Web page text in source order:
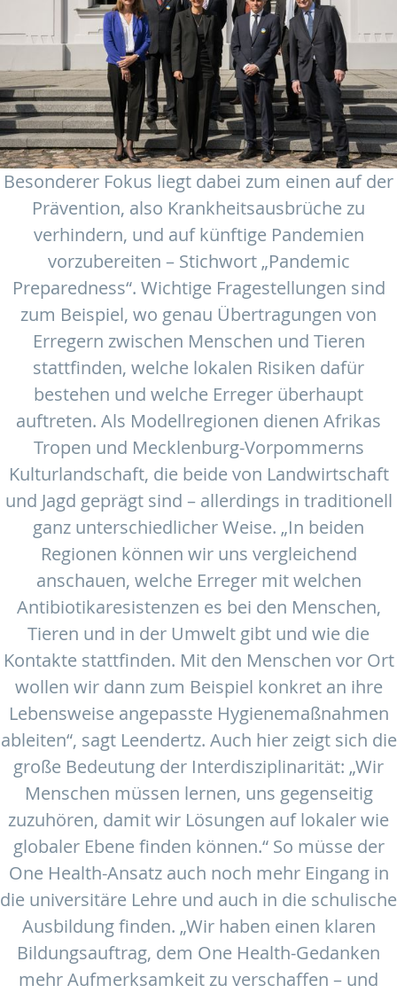
Besonderer Fokus liegt dabei zum einen auf der
Prävention, also Krankheitsausbrüche zu
verhindern, und auf künftige Pandemien
vorzubereiten – Stichwort „Pandemic
Preparedness“. Wichtige Fragestellungen sind
zum Beispiel, wo genau Übertragungen von
Erregern zwischen Menschen und Tieren
stattfinden, welche lokalen Risiken dafür
bestehen und welche Erreger überhaupt
auftreten. Als Modellregionen dienen Afrikas
Tropen und Mecklenburg-Vorpommerns
Kulturlandschaft, die beide von Landwirtschaft
und Jagd geprägt sind – allerdings in traditionell
ganz unterschiedlicher Weise. „In beiden
Regionen können wir uns vergleichend
anschauen, welche Erreger mit welchen
Antibiotikaresistenzen es bei den Menschen,
Tieren und in der Umwelt gibt und wie die
Kontakte stattfinden. Mit den Menschen vor Ort
wollen wir dann zum Beispiel konkret an ihre
Lebensweise angepasste Hygienemaßnahmen
ableiten“, sagt Leendertz. Auch hier zeigt sich die
große Bedeutung der Interdisziplinarität: „Wir
Menschen müssen lernen, uns gegenseitig
zuzuhören, damit wir Lösungen auf lokaler wie
globaler Ebene finden können.“ So müsse der
One Health-Ansatz auch noch mehr Eingang in
die universitäre Lehre und auch in die schulische
Ausbildung finden. „Wir haben einen klaren
Bildungsauftrag, dem One Health-Gedanken
mehr Aufmerksamkeit zu verschaffen – und